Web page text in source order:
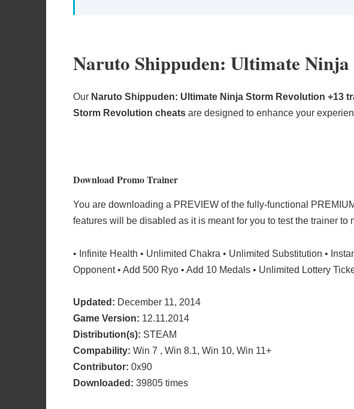
Naruto Shippuden: Ultimate
Our Naruto Shippuden: Ultimate Ninja Storm Revolution +13
Storm Revolution cheats are designed to enhance your
Download Promo Trainer
You are downloading a PREVIEW of the fully-functional
features will be disabled as it is meant for you to test the trainer
• Infinite Health • Unlimited Chakra • Unlimited Substitution •
Opponent • Add 500 Ryo • Add 10 Medals • Unlimited Lottery
Updated: December 11, 2014
Game Version: 12.11.2014
Distribution(s): STEAM
Compability: Win 7 , Win 8.1, Win 10, Win 11+
Contributor: 0x90
Downloaded: 39805 times